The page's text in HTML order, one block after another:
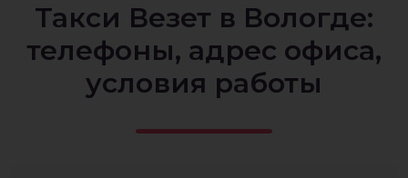
Такси Везет в Вологде:
телефоны, адрес офиса,
условия работы